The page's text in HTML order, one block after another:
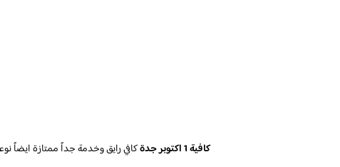
كافية 1 اكتوبر جدة
كافي رايق وخدمة جداً ممتازة ايضاً